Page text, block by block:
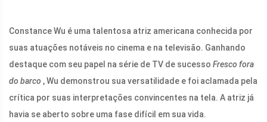
Constance Wu é uma talentosa atriz americana conhecida por
suas atuações notáveis ​​no cinema e na televisão. Ganhando
destaque com seu papel na série de TV de sucesso Fresco fora
do barco , Wu demonstrou sua versatilidade e foi aclamada pela
crítica por suas interpretações convincentes na tela. A atriz já
havia se aberto sobre uma fase difícil em sua vida.